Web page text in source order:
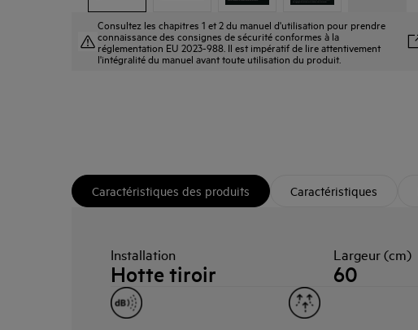
Consultez les chapitres 1 et 2 du manuel d'utilisation pour prendre
connaissance des consignes de sécurité conformes à la
réglementation EU 2023-988. Il est impératif de lire attentivement
l'intégralité du manuel avant toute utilisation du produit.
Caractéristiques des produits Caractéristiques
Installation
Hotte tiroir
Largeur (cm)
60